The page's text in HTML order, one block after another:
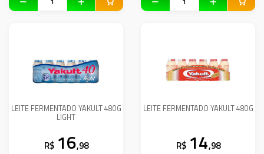
LEITE FERMENTADO YAKULT 480G
LIGHT
R$ 16,98
LEITE FERMENTADO YAKULT 480G
R$ 14,98